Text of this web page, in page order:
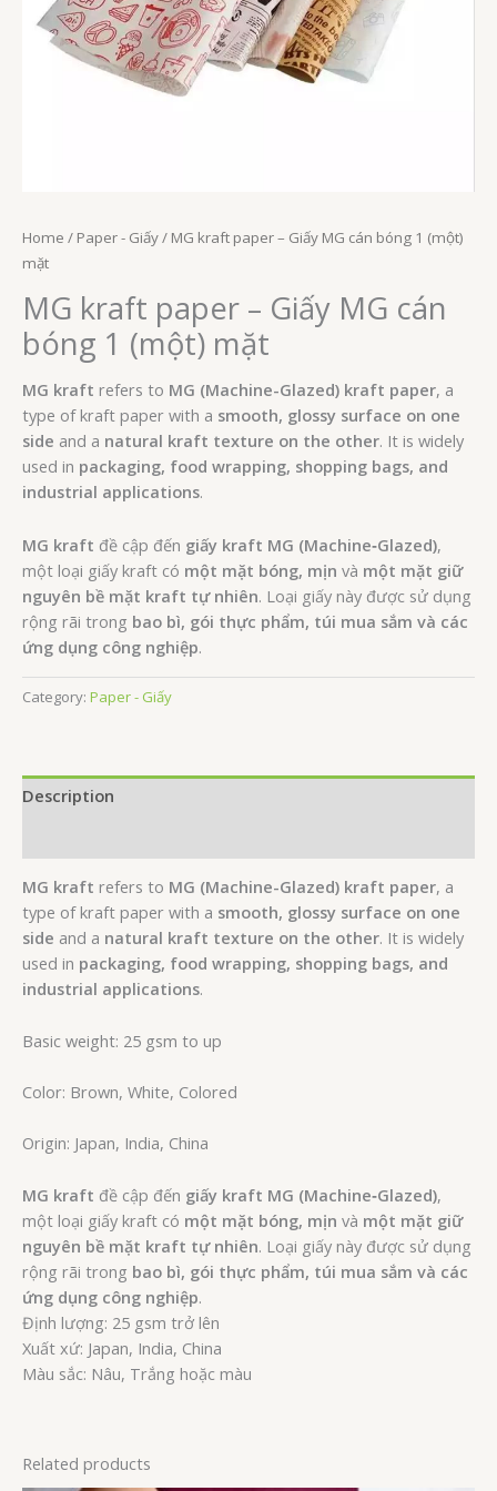
Home / Paper - Giấy/ MG kraft paper – Giấy MG cán bóng 1 (một)
mặt
MG kraft paper – Giấy MG cán
bóng 1 (một) mặt
MG kraft refers to MG (Machine-Glazed) kraft paper, a
type of kraft paper with a smooth, glossy surface on one
side and a natural kraft texture on the other. It is widely
used in packaging, food wrapping, shopping bags, and
industrial applications.
MG kraft đề cập đến giấy kraft MG (Machine‑Glazed),
một loại giấy kraft có một mặt bóng, mịn và một mặt giữ
nguyên bề mặt kraft tự nhiên. Loại giấy này được sử dụng
rộng rãi trong bao bì, gói thực phẩm, túi mua sắm và các
ứng dụng công nghiệp.
Category: Paper - Giấy
Description
MG kraft refers to MG (Machine-Glazed) kraft paper, a
type of kraft paper with a smooth, glossy surface on one
side and a natural kraft texture on the other. It is widely
used in packaging, food wrapping, shopping bags, and
industrial applications.
Basic weight: 25 gsm to up
Color: Brown, White, Colored
Origin: Japan, India, China
MG kraft đề cập đến giấy kraft MG (Machine‑Glazed),
một loại giấy kraft có một mặt bóng, mịn và một mặt giữ
nguyên bề mặt kraft tự nhiên. Loại giấy này được sử dụng
rộng rãi trong bao bì, gói thực phẩm, túi mua sắm và các
ứng dụng công nghiệp.
Định lượng: 25 gsm trở lên
Xuất xứ: Japan, India, China
Màu sắc: Nâu, Trắng hoặc màu
Related products